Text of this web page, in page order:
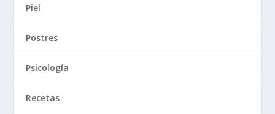
Piel
Postres
Psicología
Recetas